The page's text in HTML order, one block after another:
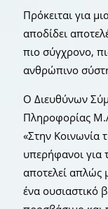
Πρόκειται για
αποδίδει
πιο σύγχρονο,
ανθρώπινο
Ο Διευθύνων
Πληροφορίας
«Στην Κοινωνία
υπερήφανοι για
αποτελεί
ένα ουσιαστικό